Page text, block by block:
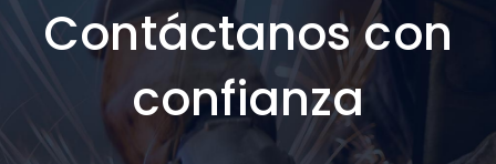
Contáctanos con
confianza